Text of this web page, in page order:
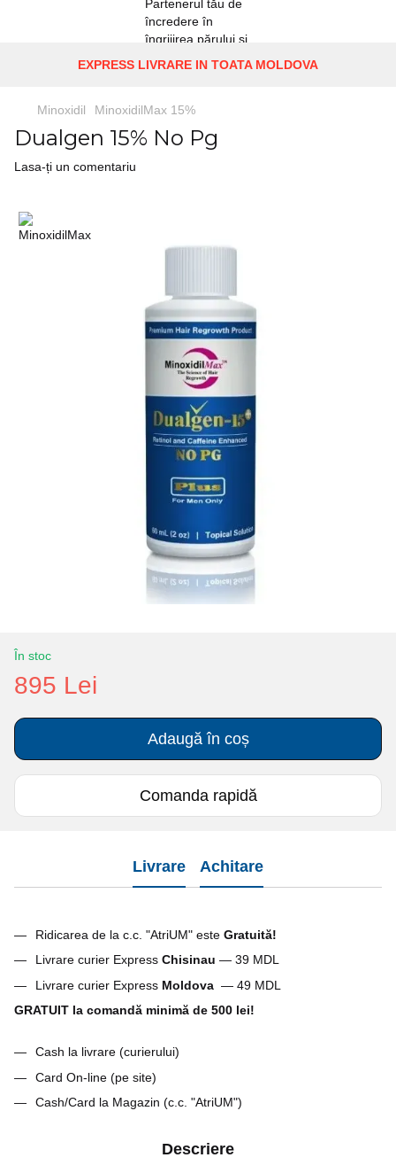
EXPRESS LIVRARE IN TOATA MOLDOVA
Minoxidil MinoxidilMax 15%
Dualgen 15% No Pg
Lasa-ți un comentariu
În stoc
895 Lei
Adaugă în coș
Comanda rapidă
Livrare Achitare
Ridicarea de la c.c. "AtriUM" este Gratuită!
Livrare curier Express Chisinau — 39 MDL
Livrare curier Express Moldova — 49 MDL
GRATUIT la comandă minimă de 500 lei!
Cash la livrare (curierului)
Card On-line (pe site)
Cash/Card la Magazin (c.c. "AtriUM")
Descriere